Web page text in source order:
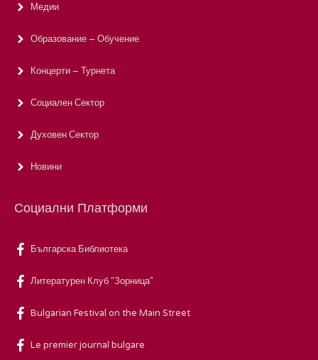
Медии
Образование – Обучение
Концерти – Турнета
Социален Сектор
Духовен Сектор
Новини
Социални Платформи
Българска Библиотека
Литературен Клуб "Зорница"
Bulgarian Festival on the Main Street
Le premier journal bulgare